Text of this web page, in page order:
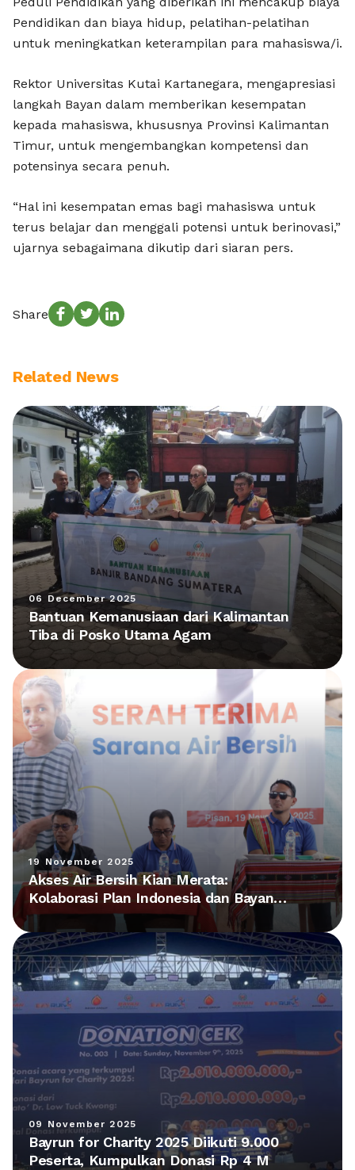
Pendidikan dan biaya hidup, pelatihan-pelatihan
untuk meningkatkan keterampilan para mahasiswa/i.
Rektor Universitas Kutai Kartanegara, mengapresiasi
langkah Bayan dalam memberikan kesempatan
kepada mahasiswa, khususnya Provinsi Kalimantan
Timur, untuk mengembangkan kompetensi dan
potensinya secara penuh.
“Hal ini kesempatan emas bagi mahasiswa untuk
terus belajar dan menggali potensi untuk berinovasi,”
ujarnya sebagaimana dikutip dari siaran pers.
Share
Related News
06 December 2025
Bantuan Kemanusiaan dari Kalimantan
Tiba di Posko Utama Agam
19 November 2025
Akses Air Bersih Kian Merata:
Kolaborasi Plan Indonesia dan Bayan
Group Hadirkan Fasilitas Baru di NTT
09 November 2025
Bayrun for Charity 2025 Diikuti 9.000
Peserta, Kumpulkan Donasi Rp 4 M